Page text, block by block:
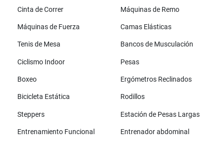
Cinta de Correr Máquinas de Remo
Máquinas de Fuerza Camas Elásticas
Tenis de Mesa Bancos de Musculación
Ciclismo Indoor Pesas
Boxeo Ergómetros Reclinados
Bicicleta Estática Rodillos
Steppers Estación de Pesas Largas
Entrenamiento Funcional Entrenador abdominal